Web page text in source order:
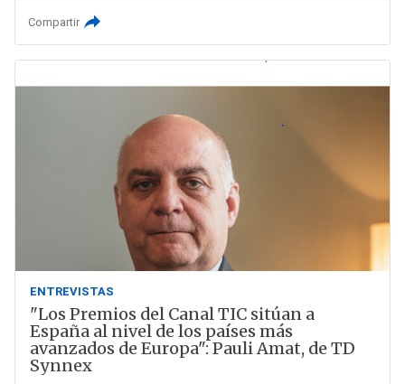
Compartir
ENTREVISTAS
"Los Premios del Canal TIC sitúan a
España al nivel de los países más
avanzados de Europa": Pauli Amat, de TD
Synnex